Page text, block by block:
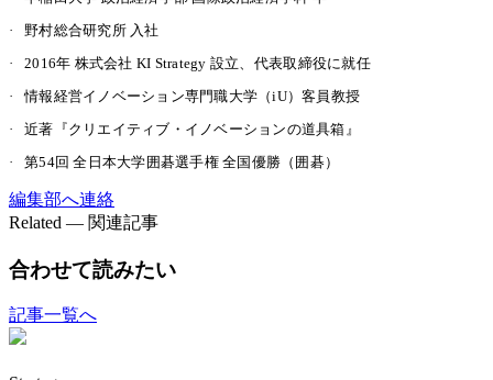
·
野村総合研究所 入社
·
2016年 株式会社 KI Strategy 設立、代表取締役に就任
·
情報経営イノベーション専門職大学（iU）客員教授
·
近著『クリエイティブ・イノベーションの道具箱』
·
第54回 全日本大学囲碁選手権 全国優勝（囲碁）
編集部へ連絡
Related — 関連記事
合わせて読みたい
記事一覧へ